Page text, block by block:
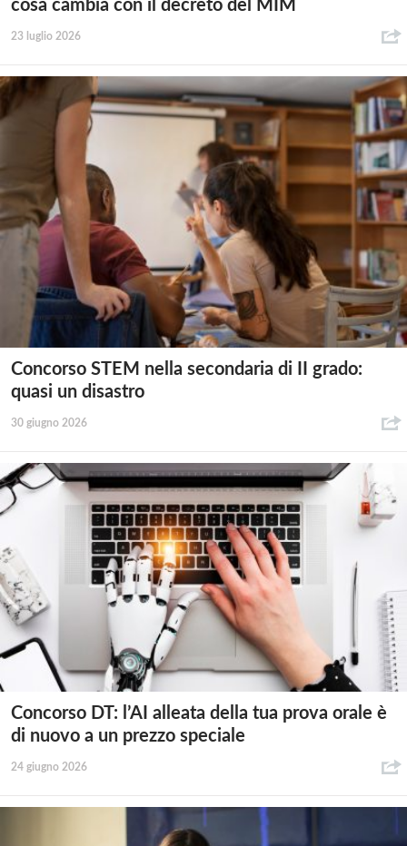
cosa cambia con il decreto del MIM
23 luglio 2026
Concorso STEM nella secondaria di II grado:
quasi un disastro
30 giugno 2026
Concorso DT: l’AI alleata della tua prova orale è
di nuovo a un prezzo speciale
24 giugno 2026